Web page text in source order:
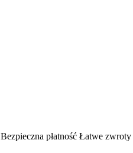
Bezpieczna płatność Łatwe zwroty